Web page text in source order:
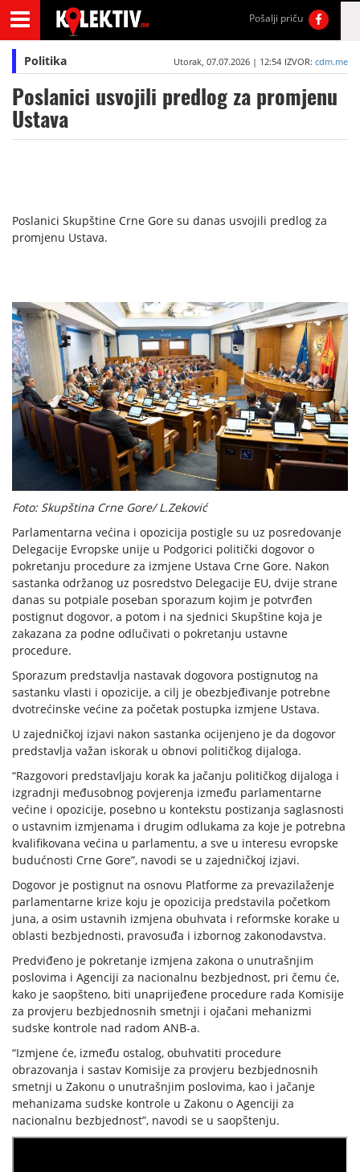
Pošalji priču
Politika Utorak, 07.07.2026 | 12:54 IZVOR: cdm.me
Poslanici usvojili predlog za promjenu
Ustava
Poslanici Skupštine Crne Gore su danas usvojili predlog za
promjenu Ustava.
Foto: Skupština Crne Gore/ L.Zeković
Parlamentarna većina i opozicija postigle su uz posredovanje
Delegacije Evropske unije u Podgorici politički dogovor o
pokretanju procedure za izmjene Ustava Crne Gore. Nakon
sastanka održanog uz posredstvo Delegacije EU, dvije strane
danas su potpiale poseban sporazum kojim je potvrđen
postignut dogovor, a potom i na sjednici Skupštine koja je
zakazana za podne odlučivati o pokretanju ustavne
procedure.
Sporazum predstavlja nastavak dogovora postignutog na
sastanku vlasti i opozicije, a cilj je obezbjeđivanje potrebne
dvotrećinske većine za početak postupka izmjene Ustava.
U zajedničkoj izjavi nakon sastanka ocijenjeno je da dogovor
predstavlja važan iskorak u obnovi političkog dijaloga.
“Razgovori predstavljaju korak ka jačanju političkog dijaloga i
izgradnji međusobnog povjerenja između parlamentarne
većine i opozicije, posebno u kontekstu postizanja saglasnosti
o ustavnim izmjenama i drugim odlukama za koje je potrebna
kvalifikovana većina u parlamentu, a sve u interesu evropske
budućnosti Crne Gore”, navodi se u zajedničkoj izjavi.
Dogovor je postignut na osnovu Platforme za prevazilaženje
parlamentarne krize koju je opozicija predstavila početkom
juna, a osim ustavnih izmjena obuhvata i reformske korake u
oblasti bezbjednosti, pravosuđa i izbornog zakonodavstva.
Predviđeno je pokretanje izmjena zakona o unutrašnjim
poslovima i Agenciji za nacionalnu bezbjednost, pri čemu će,
kako je saopšteno, biti unaprijeđene procedure rada Komisije
za provjeru bezbjednosnih smetnji i ojačani mehanizmi
sudske kontrole nad radom ANB-a.
“Izmjene će, između ostalog, obuhvatiti procedure
obrazovanja i sastav Komisije za provjeru bezbjednosnih
smetnji u Zakonu o unutrašnjim poslovima, kao i jačanje
mehanizama sudske kontrole u Zakonu o Agenciji za
nacionalnu bezbjednost”, navodi se u saopštenju.